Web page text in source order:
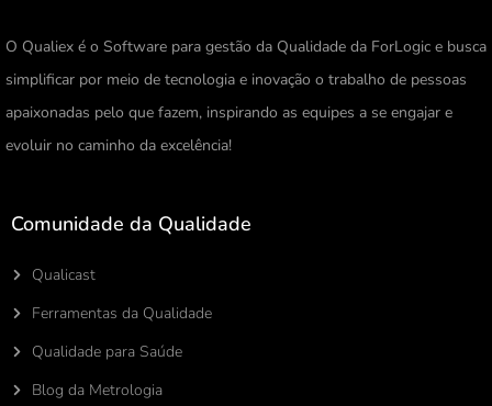
O Qualiex é o Software para gestão da Qualidade da ForLogic e busca
simplificar por meio de tecnologia e inovação o trabalho de pessoas
apaixonadas pelo que fazem, inspirando as equipes a se engajar e
evoluir no caminho da excelência!
Comunidade da Qualidade
Qualicast
Ferramentas da Qualidade
Qualidade para Saúde
Blog da Metrologia